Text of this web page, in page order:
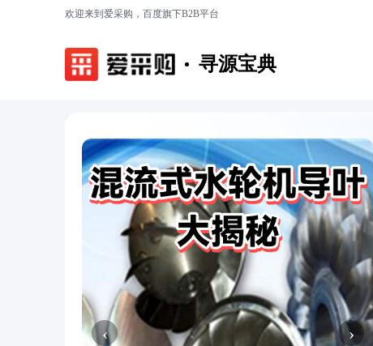
欢迎来到爱采购，百度旗下B2B平台
寻源宝典
‹ ›